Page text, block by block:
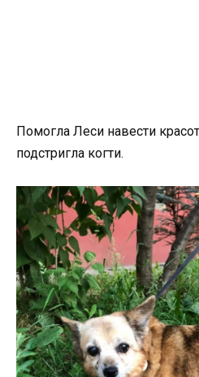
Помогла Леси навести
подстригла когти.